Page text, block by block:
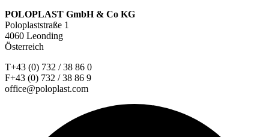
POLOPLAST GmbH & Co KG
Poloplaststraße 1
4060 Leonding
Österreich
T+43 (0) 732 / 38 86 0
F+43 (0) 732 / 38 86 9
office@poloplast.com